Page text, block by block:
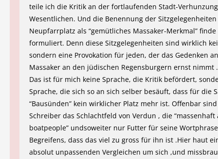
teile ich die Kritik an der fortlaufenden Stadt-
Wesentlichen. Und die Benennung der
Neupfarrplatz als “gemütliches Massaker-Merkmal”
formuliert. Denn diese Sitzgelegenheiten sind wirklich
sondern eine Provokation für jeden, der das Gedenken
Massaker an den jüdischen Regensburgern ernst nimmt
Das ist für mich keine Sprache, die Kritik befördert,
Sprache, die sich so an sich selber besäuft, dass für die
“Bausünden” kein wirklicher Platz mehr ist. Offenbar
Schreiber das Schlachtfeld von Verdun , die
boatpeople” undsoweiter nur Futter für seine
Begreifens, dass das viel zu gross für ihn ist .Hier haut
absolut unpassenden Vergleichen um sich ,und